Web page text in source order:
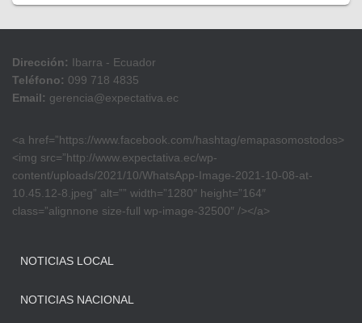
Dirección: Ibarra - Ecuador
Teléfono: 099 718 4835
Email: gerencia@expectativa.ec
<a href=”https://www.facebook.com/hashtag/emapasomostodos>
<img src=”http://www.expectativa.ec/wp-
content/uploads/2021/10/WhatsApp-Image-2021-10-08-at-
10.45.12-8.jpeg” alt=”” width=”1280″ height=”164″
class=”alignnone size-full wp-image-32500″ /></a>
NOTICIAS LOCAL
NOTICIAS NACIONAL